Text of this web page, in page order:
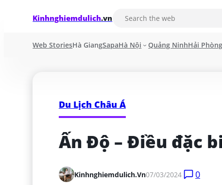
Kinhnghiemdulich.vn
Web StoriesHà GiangSapaHà Nội Quảng NinhHải Phòng
Du Lịch Châu Á
Ấn Độ – Điều đặc
Kinhnghiemdulich.vn07/03/2024 0